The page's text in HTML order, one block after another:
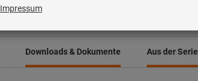
Downloads & Dokumente Aus der Serie